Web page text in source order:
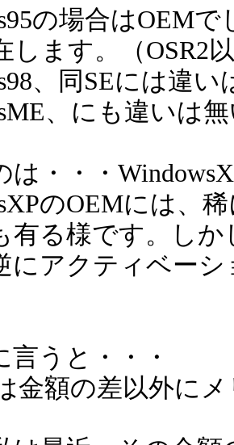
の場合はOEM
します。（OSR2
、同SEには違い
、にも違いは
・・・
のOEMには、
有る様です。しか
にアクティベー
うと・・・
金額の差以外に